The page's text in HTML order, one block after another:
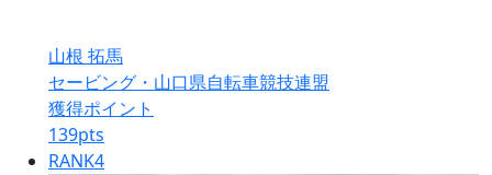
山根 拓馬
セービング・山口県自転車競技連盟
獲得ポイント
139pts
RANK4